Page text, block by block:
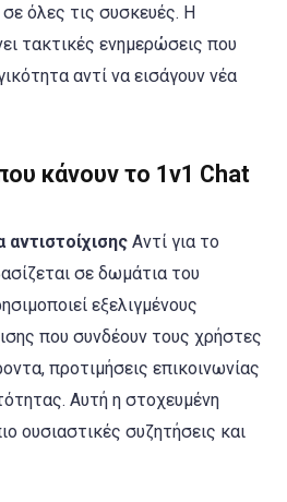
σε όλες τις συσκευές. Η
τακτικές ενημερώσεις που
αντί να εισάγουν νέα
κάνουν το 1v1 Chat
Αντί για το
σε δωμάτια του
εξελιγμένους
που συνδέουν τους χρήστες
προτιμήσεις επικοινωνίας
Αυτή η στοχευμένη
ουσιαστικές συζητήσεις και